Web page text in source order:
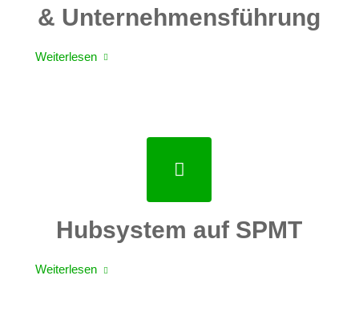
& Unternehmensführung
Weiterlesen
Hubsystem auf SPMT
Weiterlesen